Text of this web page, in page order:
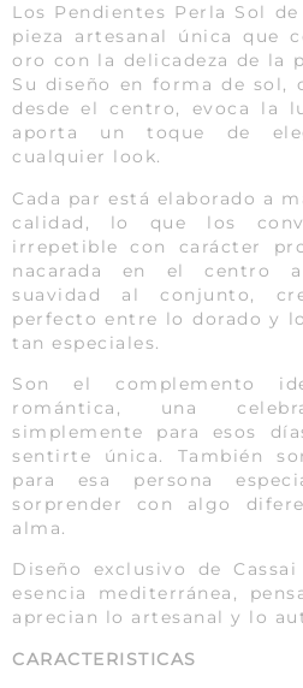
Los Pendientes Perla Sol
pieza artesanal única que
oro con la delicadeza de la
Su diseño en forma de sol,
desde el centro, evoca la
aporta un toque de
cualquier look.
Cada par está elaborado a
calidad, lo que los
irrepetible con carácter
nacarada en el centro
suavidad al conjunto,
perfecto entre lo dorado y
tan especiales.
Son el complemento
romántica, una
simplemente para esos
sentirte única. También
para esa persona
sorprender con algo
alma.
Diseño exclusivo de
esencia mediterránea,
aprecian lo artesanal y lo
CARACTERISTICAS